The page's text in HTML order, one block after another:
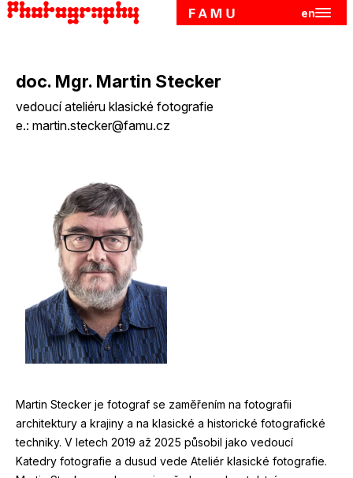
en
doc. Mgr. Martin Stecker
vedoucí ateliéru klasické fotografie
e.: martin.stecker@famu.cz
Martin Stecker je fotograf se zaměřením na fotografii
architektury a krajiny a na klasické a historické fotografické
techniky. V letech 2019 až 2025 působil jako vedoucí
Katedry fotografie a dusud vede Ateliér klasické fotografie.